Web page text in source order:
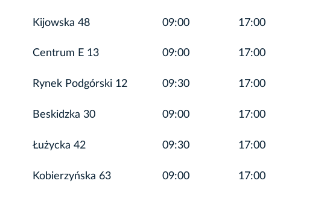
Kijowska 48 09:00 17:00
Centrum E 13 09:00 17:00
Rynek Podgórski 12 09:30 17:00
Beskidzka 30 09:00 17:00
Łużycka 42 09:30 17:00
Kobierzyńska 63 09:00 17:00